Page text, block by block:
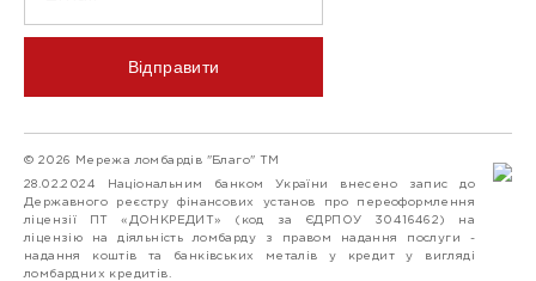
Відправити
© 2026 Мережа ломбардів "Благо" ТМ
28.02.2024 Національним банком України внесено запис до
Державного реєстру фінансових установ про переоформлення
ліцензії ПТ «ДОНКРЕДИТ» (код за ЄДРПОУ 30416462) на
ліцензію на діяльність ломбарду з правом надання послуги -
надання коштів та банківських металів у кредит у вигляді
ломбардних кредитів.